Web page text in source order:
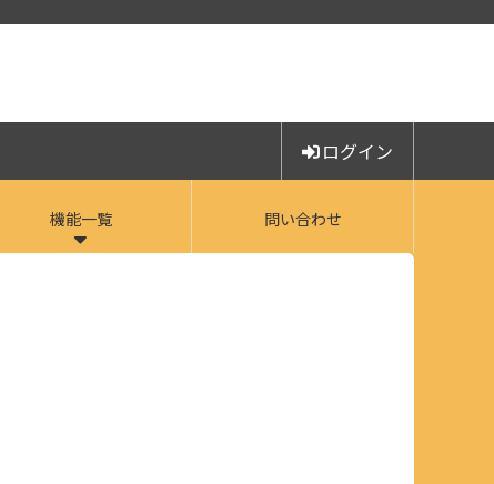
ログイン
機能一覧 問い合わせ